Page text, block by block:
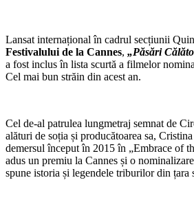
Lansat internațional în cadrul secțiunii
Festivalului de la Cannes, „Păsări
a fost inclus în lista scurtă a filmelor
Cel mai bun străin din acest an.
Cel de-al patrulea lungmetraj semnat de
alături de soția și producătoarea sa,
demersul început în 2015 în „Embrace of
adus un premiu la Cannes și o
spune istoria și legendele triburilor din țara